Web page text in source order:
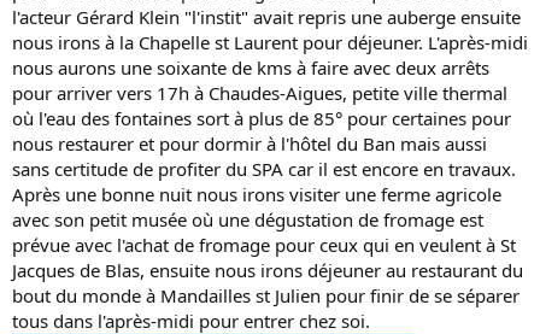
l'acteur Gérard Klein "l'instit" avait repris une auberge ensuite
nous irons à la Chapelle st Laurent pour déjeuner. L'après-midi
nous aurons une soixante de kms à faire avec deux arrêts
pour arriver vers 17h à Chaudes-Aigues, petite ville thermal
où l'eau des fontaines sort à plus de 85° pour certaines pour
nous restaurer et pour dormir à l'hôtel du Ban mais aussi
sans certitude de profiter du SPA car il est encore en travaux.
Après une bonne nuit nous irons visiter une ferme agricole
avec son petit musée où une dégustation de fromage est
prévue avec l'achat de fromage pour ceux qui en veulent à St
Jacques de Blas, ensuite nous irons déjeuner au restaurant du
bout du monde à Mandailles st Julien pour finir de se séparer
tous dans l'après-midi pour entrer chez soi.